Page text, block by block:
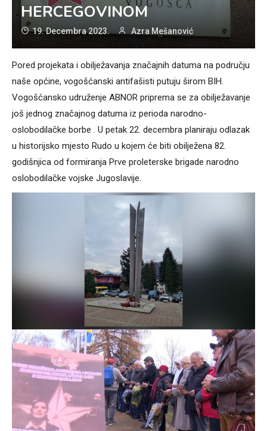
HERCEGOVINOM
19. Decembra 2023. Azra Mešanović
Pored projekata i obilježavanja značajnih datuma na području
naše općine, vogošćanski antifašisti putuju širom BIH.
Vogošćansko udruženje ABNOR priprema se za obilježavanje
još jednog značajnog datuma iz perioda narodno-
oslobodilačke borbe . U petak 22. decembra planiraju odlazak
u historijsko mjesto Rudo u kojem će biti obilježena 82.
godišnjica od formiranja Prve proleterske brigade narodno
oslobodilačke vojske Jugoslavije.